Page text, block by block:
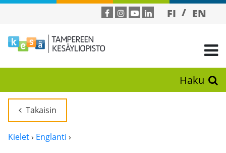
FI EN
Haku
Takaisin
Kielet› Englanti ›